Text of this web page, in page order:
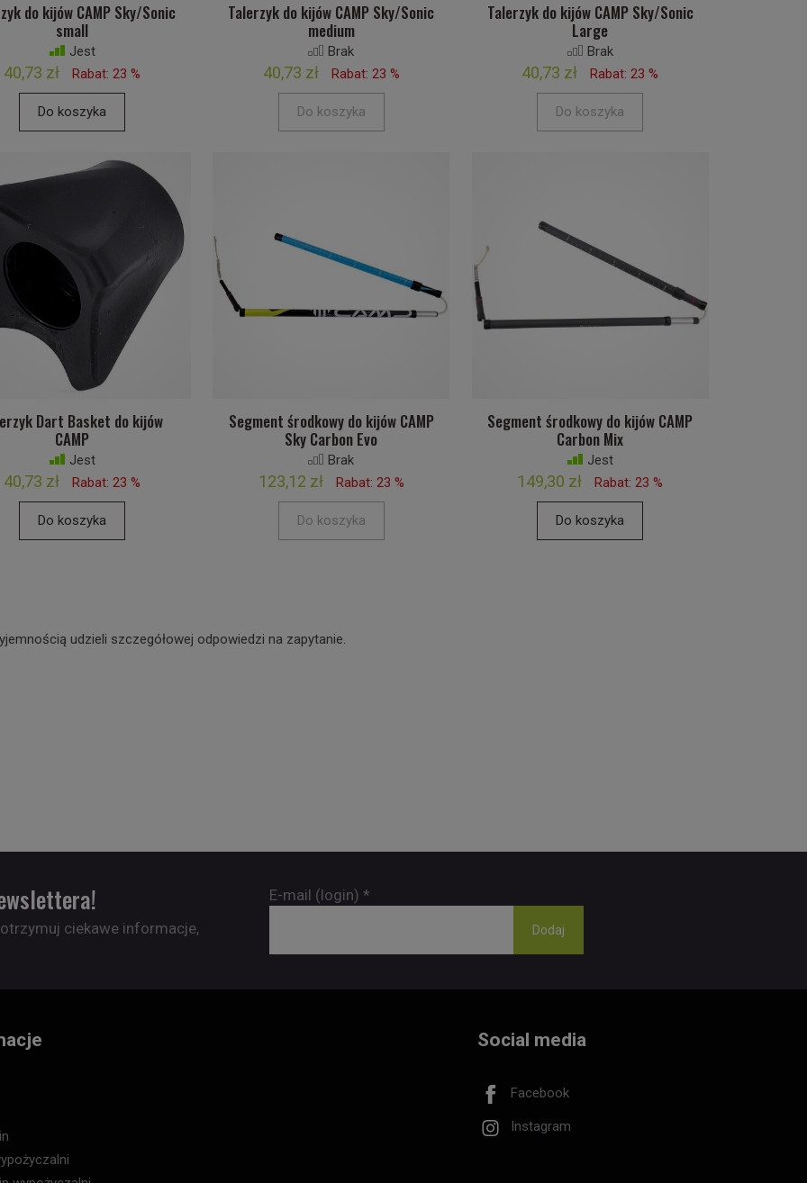
do kijów CAMP Sky/Sonic
small
Jest
40,73 zł Rabat: 23 %
Do koszyka
Talerzyk do kijów CAMP Sky/Sonic
medium
Brak
40,73 zł Rabat: 23 %
Do koszyka
Talerzyk do kijów CAMP Sky/Sonic
Large
Brak
40,73 zł Rabat: 23 %
Do koszyka
Dart Basket do kijów
CAMP
Jest
40,73 zł Rabat: 23 %
Do koszyka
Segment środkowy do kijów CAMP
Sky Carbon Evo
Brak
123,12 zł Rabat: 23 %
Do koszyka
Segment środkowy do kijów CAMP
Carbon Mix
Jest
149,30 zł Rabat: 23 %
Do koszyka
udzieli szczegółowej odpowiedzi na zapytanie.
ciekawe informacje,
E-mail (login) *
Social media
Facebook
Instagram